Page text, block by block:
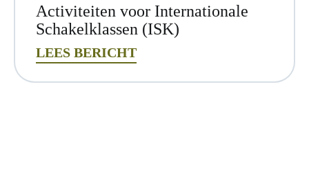
Activiteiten voor Internationale
Schakelklassen (ISK)
LEES BERICHT